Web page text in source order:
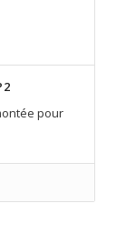
pour